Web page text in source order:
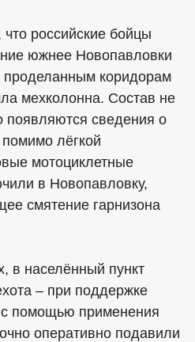
российские бойцы
южнее Новопавловки
проделанным коридорам
мехколонна. Состав не
появляются сведения о
лёгкой
мотоциклетные
в Новопавловку,
смятение гарнизона
в населённый пункт
– при поддержке
помощью применения
оперативно подавили